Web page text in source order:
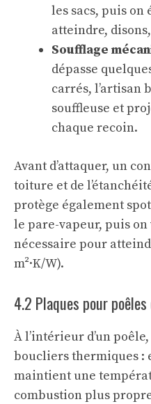
les sacs, puis
atteindre,
Soufflage
dépasse
carrés, l’artisan
souffleuse et
chaque recoin.
Avant d’attaquer, un
toiture et de
protège également
le pare-vapeur, puis on
nécessaire pour
m²·K/W).
4.2 Plaques pour
À l’intérieur d’un
boucliers thermiques :
maintient une
combustion plus